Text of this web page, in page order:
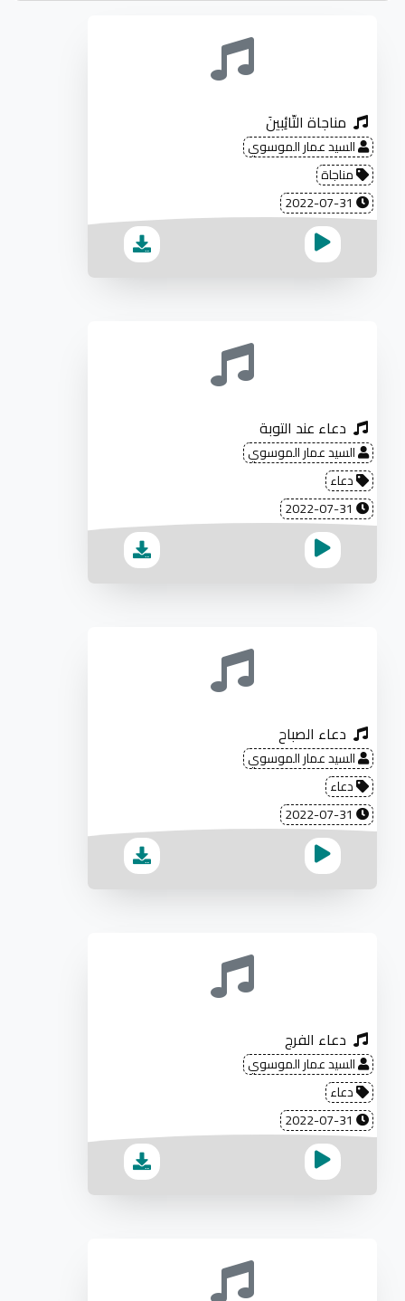
مناجاة التّائِبينَ
السيد عمار الموسوي
مناجاة
دعاء عند التوبة
السيد عمار الموسوي
دعاء
دعاء الصباح
السيد عمار الموسوي
دعاء
دعاء الفرج
السيد عمار الموسوي
دعاء